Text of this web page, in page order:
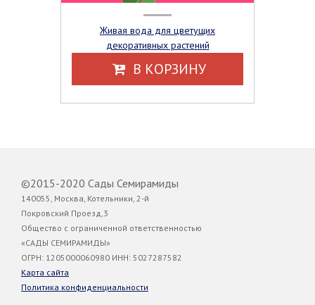
Живая вода для цветущих
декоративных растений
В КОРЗИНУ
©2015-2020 Сады Семирамиды
140055, Москва, Котельники, 2-й
Покровский Проезд,3
Общество с ограниченной ответственностью
«САДЫ СЕМИРАМИДЫ»
ОГРН: 1205000060980 ИНН: 5027287582
Карта сайта
Политика конфиденциальности